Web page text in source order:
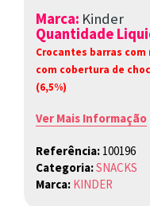
Marca: Kinder
Quantidade
Crocantes barras
com cobertura de
(6,5%)
Ver Mais Informação
Referência: 100196
Categoria:SNACKS
Marca: KINDER